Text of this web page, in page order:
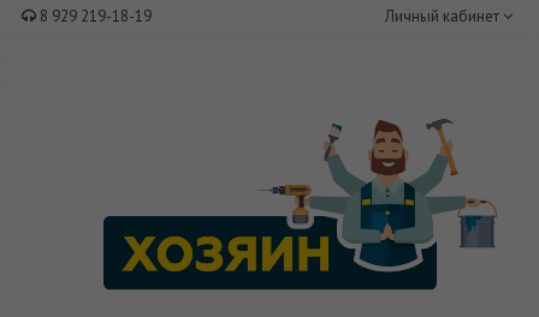
8 929 219-18-19 Личный кабинет